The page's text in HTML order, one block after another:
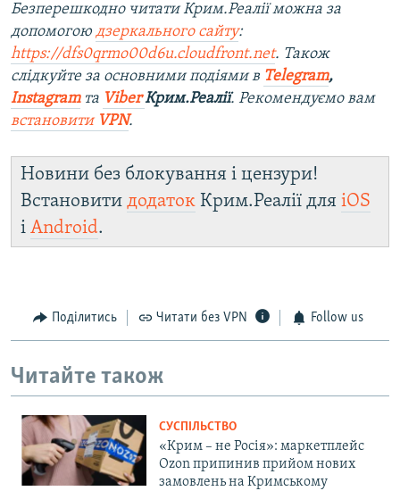
Безперешкодно читати Крим.Реалії можна за
допомогою дзеркального сайту:
https://dfs0qrmo00d6u.cloudfront.net. Також
слідкуйте за основними подіями в Telegram,
Instagramта ViberКрим.Реалії. Рекомендуємо вам
встановити VPN.
Новини без блокування і цензури!
Встановити додаток Крим.Реалії для iOS
і Android.
Поділитись Читати без VPN Follow us
Читайте також
СУСПІЛЬСТВО
«Крим – не Росія»: маркетплейс
Ozon припинив прийом нових
замовлень на Кримському